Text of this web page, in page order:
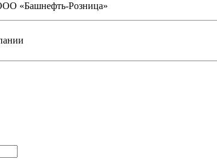
«Башнефть-Розница»